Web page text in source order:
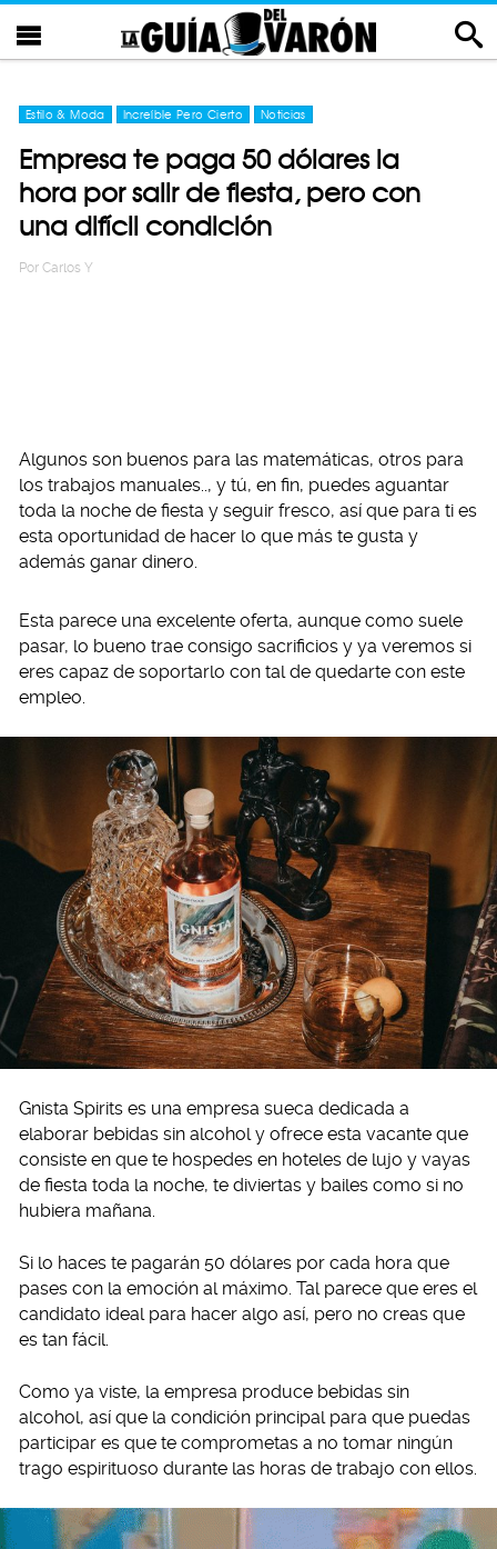
Estilo & Moda Increíble Pero Cierto Noticias
Empresa te paga 50 dólares la
hora por salir de fiesta, pero con
una difícil condición
Por Carlos Y
Algunos son buenos para las matemáticas, otros para
los trabajos manuales.., y tú, en fin, puedes aguantar
toda la noche de fiesta y seguir fresco, así que para ti es
esta oportunidad de hacer lo que más te gusta y
además ganar dinero.
Esta parece una excelente oferta, aunque como suele
pasar, lo bueno trae consigo sacrificios y ya veremos si
eres capaz de soportarlo con tal de quedarte con este
empleo.
Gnista Spirits es una empresa sueca dedicada a
elaborar bebidas sin alcohol y ofrece esta vacante que
consiste en que te hospedes en hoteles de lujo y vayas
de fiesta toda la noche, te diviertas y bailes como si no
hubiera mañana.
Si lo haces te pagarán 50 dólares por cada hora que
pases con la emoción al máximo. Tal parece que eres el
candidato ideal para hacer algo así, pero no creas que
es tan fácil.
Como ya viste, la empresa produce bebidas sin
alcohol, así que la condición principal para que puedas
participar es que te comprometas a no tomar ningún
trago espirituoso durante las horas de trabajo con ellos.